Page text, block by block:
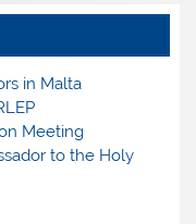
in Malta
Meeting
to the Holy